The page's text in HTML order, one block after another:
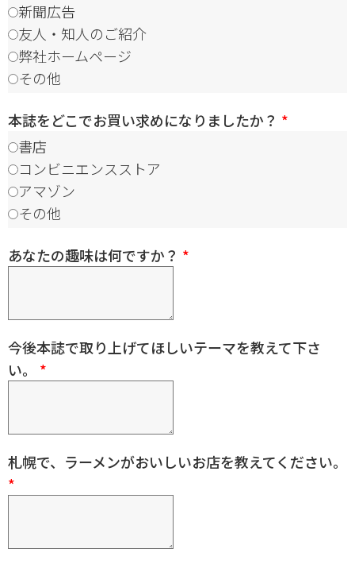
新聞広告
友人・知人のご紹介
弊社ホームページ
その他
本誌をどこでお買い求めになりましたか？ *
書店
コンビニエンスストア
アマゾン
その他
あなたの趣味は何ですか？ *
今後本誌で取り上げてほしいテーマを教えて下さ
い。 *
札幌で、ラーメンがおいしいお店を教えてください。
*